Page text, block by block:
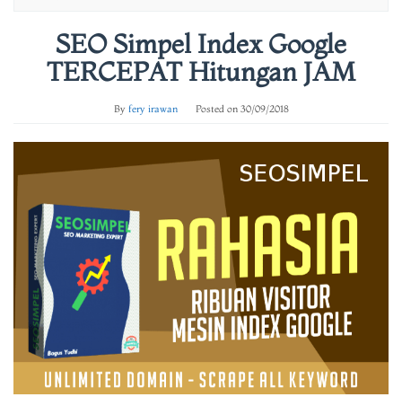
SEO Simpel Index Google
TERCEPAT Hitungan JAM
By fery irawan Posted on 30/09/2018